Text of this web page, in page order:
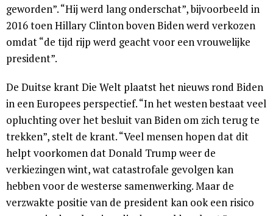
geworden”. “Hij werd lang onderschat”, bijvoorbeeld in
2016 toen Hillary Clinton boven Biden werd verkozen
omdat “de tijd rijp werd geacht voor een vrouwelijke
president”.
De Duitse krant Die Welt plaatst het nieuws rond Biden
in een Europees perspectief. “In het westen bestaat veel
opluchting over het besluit van Biden om zich terug te
trekken”, stelt de krant. “Veel mensen hopen dat dit
helpt voorkomen dat Donald Trump weer de
verkiezingen wint, wat catastrofale gevolgen kan
hebben voor de westerse samenwerking. Maar de
verzwakte positie van de president kan ook een risico